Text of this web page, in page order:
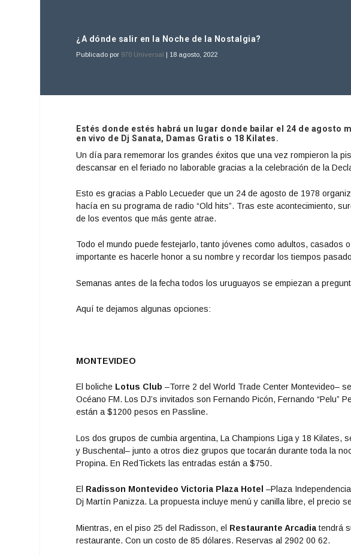
¿A dónde salir en la Noche de la Nostalgia?
Publicado por 970 Universal | 18 agosto, 2022
Estés donde estés habrá un lugar donde bailar el 24 de agosto
en vivo de Dj Sanata, Damas Gratis o 18 Kilates.
Un día para rememorar los grandes éxitos que una vez rompieron la
descansar en el feriado no laborable gracias a la celebración de la
Esto es gracias a Pablo Lecueder que un 24 de agosto de 1978
hacía en su programa de radio “Old hits”. Tras este acontecimiento,
de los eventos que más gente atrae.
Todo el mundo puede festejarlo, tanto jóvenes como adultos, casados
importante es hacerle honor a su nombre y recordar los tiempos
Semanas antes de la fecha todos los uruguayos se empiezan a
Aquí te dejamos algunas opciones:
MONTEVIDEO
El boliche Lotus Club –Torre 2 del World Trade Center Montevideo–
Océano FM. Los DJ’s invitados son Fernando Picón, Fernando “Pelu”
están a $1200 pesos en Passline.
Los dos grupos de cumbia argentina, La Champions Liga y 18 Kilates,
y Buschental– junto a otros diez grupos que tocarán durante toda la
Propina. En RedTickets las entradas están a $750.
El Radisson Montevideo Victoria Plaza Hotel –Plaza
Dj Martín Panizza. La propuesta incluye menú y canilla libre, el precio
Mientras, en el piso 25 del Radisson, el Restaurante Arcadia tendrá
restaurante. Con un costo de 85 dólares. Reservas al 2902 00 62.